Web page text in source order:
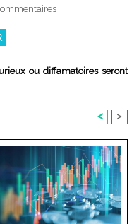
ou diffamatoires seront
< >